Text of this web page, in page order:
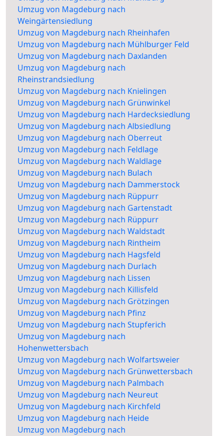
Umzug von Magdeburg nach
Weingärtensiedlung
Umzug von Magdeburg nach Rheinhafen
Umzug von Magdeburg nach Mühlburger Feld
Umzug von Magdeburg nach Daxlanden
Umzug von Magdeburg nach
Rheinstrandsiedlung
Umzug von Magdeburg nach Knielingen
Umzug von Magdeburg nach Grünwinkel
Umzug von Magdeburg nach Hardecksiedlung
Umzug von Magdeburg nach Albsiedlung
Umzug von Magdeburg nach Oberreut
Umzug von Magdeburg nach Feldlage
Umzug von Magdeburg nach Waldlage
Umzug von Magdeburg nach Bulach
Umzug von Magdeburg nach Dammerstock
Umzug von Magdeburg nach Rüppurr
Umzug von Magdeburg nach Gartenstadt
Umzug von Magdeburg nach Rüppurr
Umzug von Magdeburg nach Waldstadt
Umzug von Magdeburg nach Rintheim
Umzug von Magdeburg nach Hagsfeld
Umzug von Magdeburg nach Durlach
Umzug von Magdeburg nach Lissen
Umzug von Magdeburg nach Killisfeld
Umzug von Magdeburg nach Grötzingen
Umzug von Magdeburg nach Pfinz
Umzug von Magdeburg nach Stupferich
Umzug von Magdeburg nach
Hohenwettersbach
Umzug von Magdeburg nach Wolfartsweier
Umzug von Magdeburg nach Grünwettersbach
Umzug von Magdeburg nach Palmbach
Umzug von Magdeburg nach Neureut
Umzug von Magdeburg nach Kirchfeld
Umzug von Magdeburg nach Heide
Umzug von Magdeburg nach